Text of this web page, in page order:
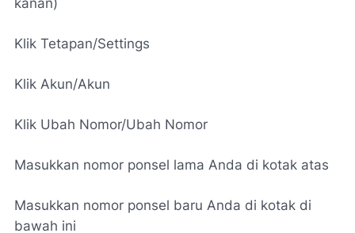
Klik Tetapan/Settings
Klik Akun/Akun
Klik Ubah Nomor/Ubah Nomor
Masukkan nomor ponsel lama Anda di kotak atas
Masukkan nomor ponsel baru Anda di kotak di
bawah ini